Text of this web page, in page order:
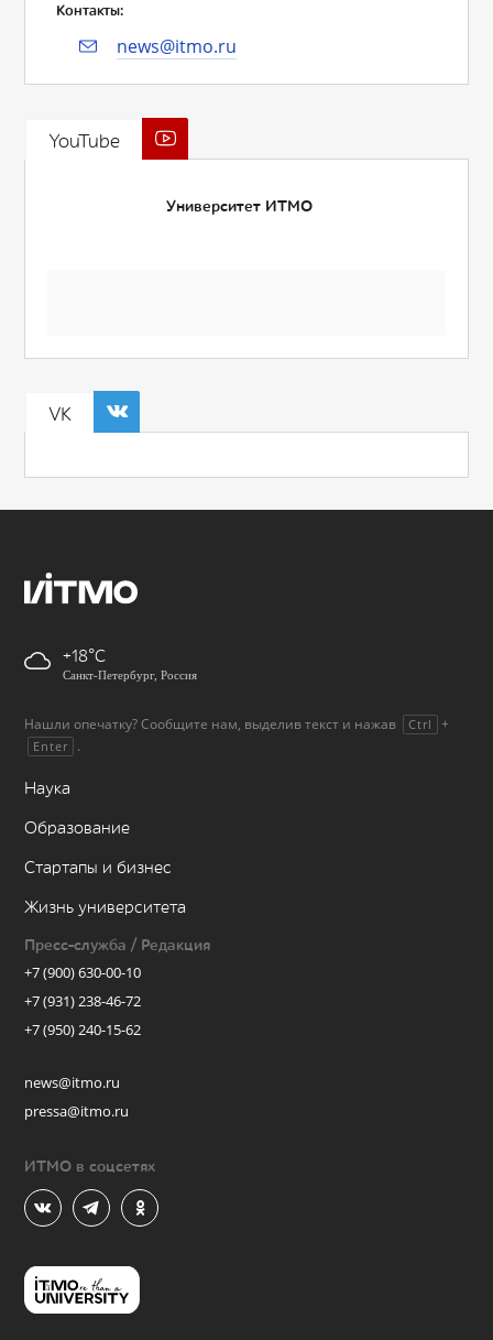
Контакты:
news@itmo.ru
YouTube
Университет ИТМО
VK
+18
Санкт-Петербург, Россия
Нашли опечатку? Сообщите нам, выделив текст и нажав Ctrl +
Enter .
Наука
Образование
Стартапы и бизнес
Жизнь университета
Пресс-служба / Редакция
+7 (900) 630-00-10
+7 (931) 238-46-72
+7 (950) 240-15-62
news@itmo.ru
pressa@itmo.ru
ИТМО в соцсетях